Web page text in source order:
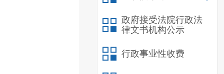
政府接受法院行政法
律文书机构公示
行政事业性收费